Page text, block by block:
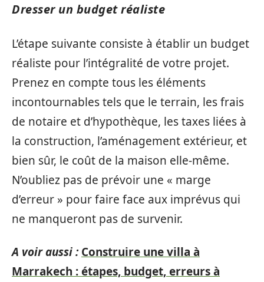
Dresser un budget réaliste
L’étape suivante consiste à établir un budget
réaliste pour l’intégralité de votre projet.
Prenez en compte tous les éléments
incontournables tels que le terrain, les frais
de notaire et d’hypothèque, les taxes liées à
la construction, l’aménagement extérieur, et
bien sûr, le coût de la maison elle-même.
N’oubliez pas de prévoir une « marge
d’erreur » pour faire face aux imprévus qui
ne manqueront pas de survenir.
A voir aussi : Construire une villa à
Marrakech : étapes, budget, erreurs à